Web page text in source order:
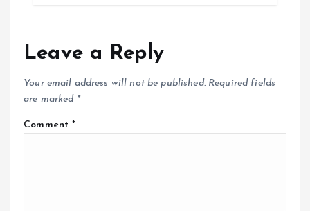
Leave a Reply
Your email address will not be published. Required fields
are marked *
Comment*